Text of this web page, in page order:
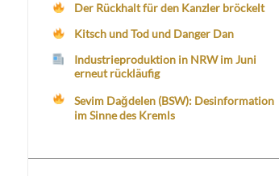
Der Rückhalt für den Kanzler bröckelt
Kitsch und Tod und Danger Dan
Industrieproduktion in NRW im Juni
erneut rückläufig
Sevim Dağdelen (BSW): Desinformation
im Sinne des Kremls